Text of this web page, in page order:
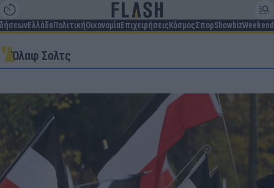
ΕλλάδαΠολιτικήΟικονομίαΕπιχειρήσειςΚόσμοςΣπορShowbizWeekend
Όλαφ Σολτς